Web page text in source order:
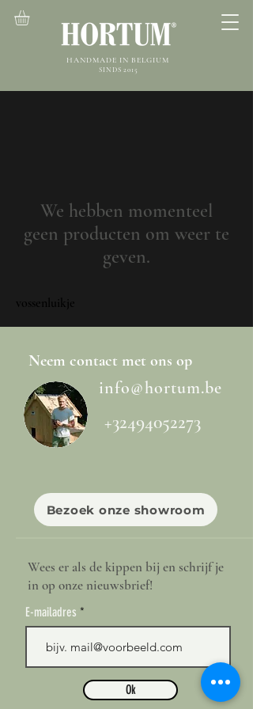
HANDMADE IN BELGIUM
SINDS 2015
We hebben momenteel
geen producten om weer te
geven.
vossenluikje
Neem contact met ons op
info@hortum.be
+32494052273
Bezoek onze showroom
Wees er als de kippen bij en schrijf je
in op onze nieuwsbrief!
E-mailadres
Ok